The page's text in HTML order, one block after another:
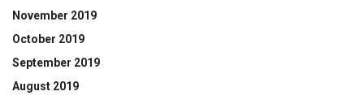
November 2019
October 2019
September 2019
August 2019